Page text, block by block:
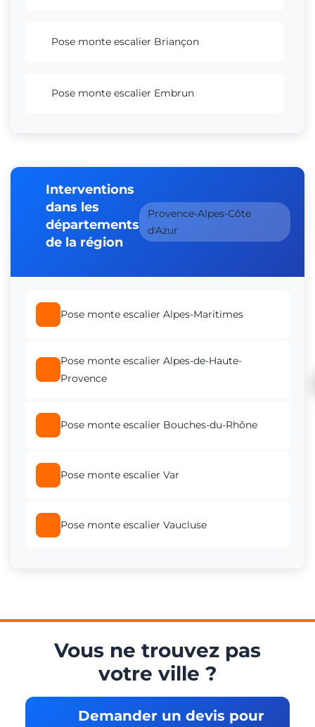
Pose monte escalier Briançon
Pose monte escalier Embrun
Interventions
dans les
départements
de la région
Provence-Alpes-Côte
d'Azur
Pose monte escalier Alpes-Maritimes
Pose monte escalier Alpes-de-Haute-
Provence
Pose monte escalier Bouches-du-Rhône
Pose monte escalier Var
Pose monte escalier Vaucluse
Vous ne trouvez pas
votre ville ?
Demander un devis pour